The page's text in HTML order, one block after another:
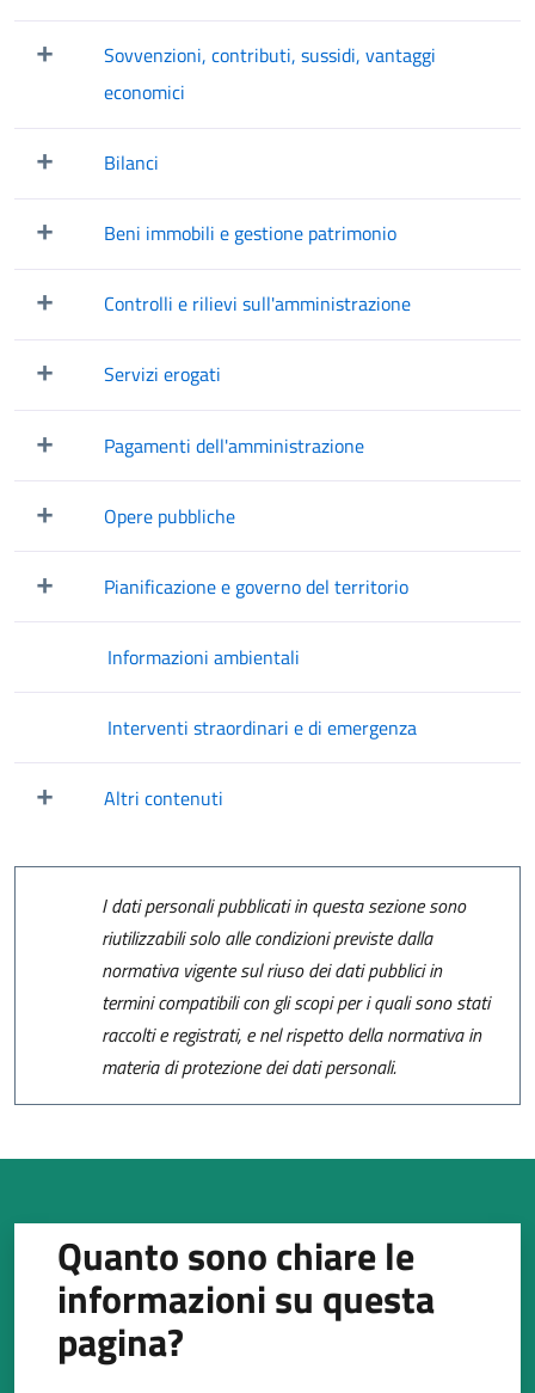
Mostra/Nascondi elementi figli
Mostra/Nascondi elementi figli
Sovvenzioni, contributi, sussidi, vantaggi
economici
Mostra/Nascondi elementi figli
Bilanci
Mostra/Nascondi elementi figli
Beni immobili e gestione patrimonio
Mostra/Nascondi elementi figli
Controlli e rilievi sull'amministrazione
Mostra/Nascondi elementi figli
Servizi erogati
Mostra/Nascondi elementi figli
Pagamenti dell'amministrazione
Mostra/Nascondi elementi figli
Opere pubbliche
Mostra/Nascondi elementi figli
Pianificazione e governo del territorio
Informazioni ambientali
Interventi straordinari e di emergenza
Altri contenuti
I dati personali pubblicati in questa sezione sono
riutilizzabili solo alle condizioni previste dalla
normativa vigente sul riuso dei dati pubblici in
termini compatibili con gli scopi per i quali sono stati
raccolti e registrati, e nel rispetto della normativa in
materia di protezione dei dati personali.
Quanto sono chiare le
informazioni su questa
pagina?